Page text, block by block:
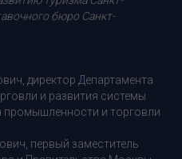
бюро Санкт-
директор Департамента
и развития системы
промышленности и торговли
первый заместитель